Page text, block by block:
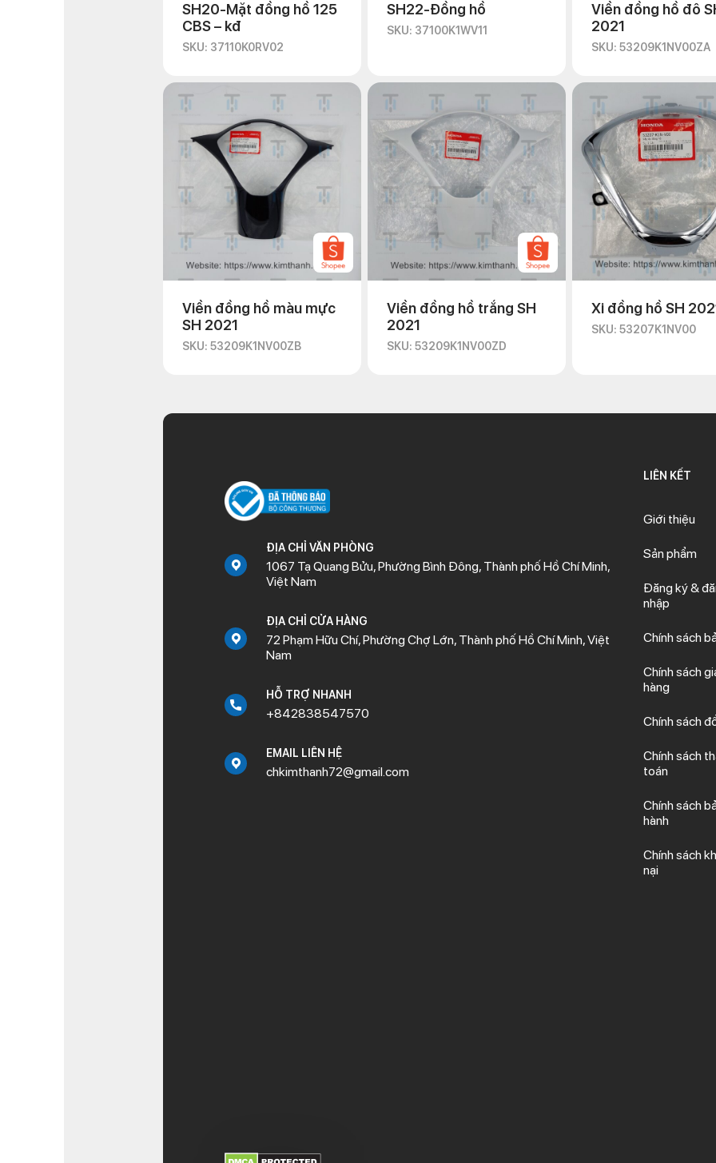
SH20-Mặt đồng hồ 125
CBS – kđ
SKU: 37110K0RV02
SH22-Đồng hồ
SKU: 37100K1WV11
Viền đồng hồ đô
2021
SKU: 53209K1NV00ZA
Viền đồng hồ màu mực
SH 2021
SKU: 53209K1NV00ZB
Viền đồng hồ trắng SH
2021
SKU: 53209K1NV00ZD
Xi đồng hồ SH
SKU: 53207K1NV00
ĐỊA CHỈ VĂN PHÒNG
1067 Tạ Quang Bửu, Phường Bình Đông, Thành phố Hồ Chí Minh,
Việt Nam
ĐỊA CHỈ CỬA HÀNG
72 Phạm Hữu Chí, Phường Chợ Lớn, Thành phố Hồ Chí Minh, Việt
Nam
HỖ TRỢ NHANH
+842838547570
EMAIL LIÊN HỆ
chkimthanh72@gmail.com
LIÊN KẾT
Giới thiệu
Sản phẩm
Đăng ký &
nhập
Chính sách
Chính sách
hàng
Chính sách
Chính sách
toán
Chính sách
hành
Chính sách
nại